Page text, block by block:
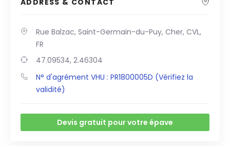
ADDRESS & CONTACT
Rue Balzac, Saint-Germain-du-Puy, Cher, CVL,
FR
47.09534, 2.46304
N° d'agrément VHU : PR1800005D (Vérifiez la
validité)
Devis gratuit pour votre épave